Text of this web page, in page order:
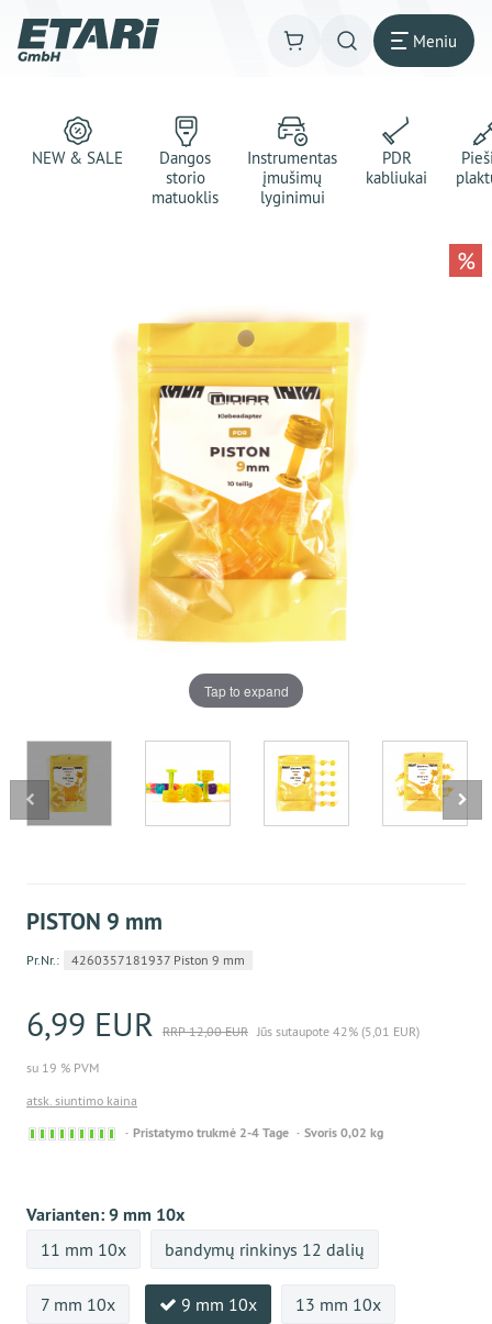
Meniu
NEW & SALE
Dangos
storio
matuoklis
Instrumentas
įmušimų
lyginimui
PDR
kabliukai
Tap to expand
%
PISTON 9 mm
Pr.Nr.: 4260357181937 Piston 9 mm
6,99 EUR RRP 12,00 EUR Jūs sutaupote 42% (5,01 EUR)
su 19 % PVM
atsk. siuntimo kaina
Sofort
Pristatymo trukmė 2-4 Tage Svoris 0,02 kg
Varianten:9 mm 10x
11 mm 10x bandymų rinkinys 12 dalių
7 mm 10x 9 mm 10x 13 mm 10x